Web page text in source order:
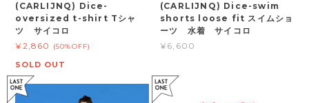
(CARLIJNQ) Dice-
oversized t-shirt Tシャ
ツ サイコロ
¥2,860
(50%OFF)
SOLD OUT
(CARLIJNQ) Dice-swim
shorts loose fit スイムショ
ーツ 水着 サイコロ
¥6,600